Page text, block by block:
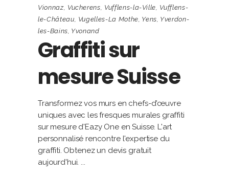
Vionnaz, Vucherens, Vufflens-la-Ville, Vufflens-
le-Château, Vugelles-La Mothe, Yens, Yverdon-
les-Bains, Yvonand
Graffiti sur
mesure Suisse
Transformez vos murs en chefs-d'œuvre
uniques avec les fresques murales graffiti
sur mesure d'Eazy One en Suisse. L'art
personnalisé rencontre l'expertise du
graffiti. Obtenez un devis gratuit
aujourd'hui.